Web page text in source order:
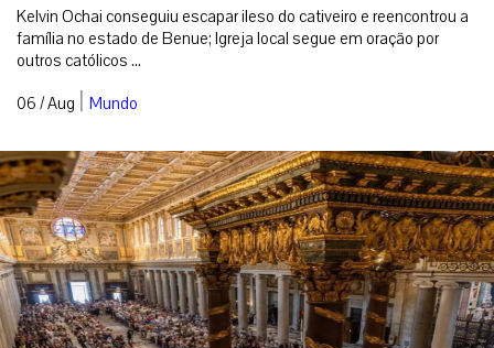
Kelvin Ochai conseguiu escapar ileso do cativeiro e reencontrou a
família no estado de Benue; Igreja local segue em oração por
outros católicos ...
06 / Aug | Mundo